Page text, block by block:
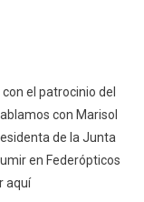
el patrocinio del
con Marisol
de la Junta
en Federópticos
aquí